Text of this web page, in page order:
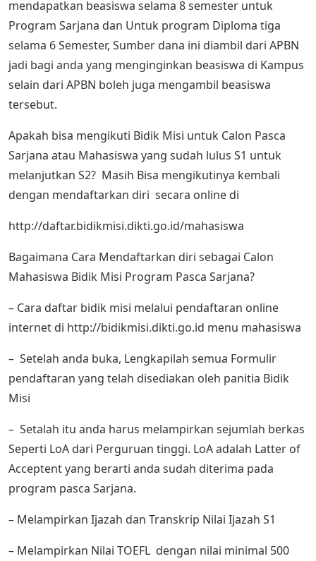
mendapatkan beasiswa selama 8 semester untuk
Program Sarjana dan Untuk program Diploma tiga
selama 6 Semester, Sumber dana ini diambil dari APBN
jadi bagi anda yang menginginkan beasiswa di Kampus
selain dari APBN boleh juga mengambil beasiswa
tersebut.
Apakah bisa mengikuti Bidik Misi untuk Calon Pasca
Sarjana atau Mahasiswa yang sudah lulus S1 untuk
melanjutkan S2? Masih Bisa mengikutinya kembali
dengan mendaftarkan diri secara online di
http://daftar.bidikmisi.dikti.go.id/mahasiswa
Bagaimana Cara Mendaftarkan diri sebagai Calon
Mahasiswa Bidik Misi Program Pasca Sarjana?
– Cara daftar bidik misi melalui pendaftaran online
internet di http://bidikmisi.dikti.go.id menu mahasiswa
– Setelah anda buka, Lengkapilah semua Formulir
pendaftaran yang telah disediakan oleh panitia Bidik
Misi
– Setalah itu anda harus melampirkan sejumlah berkas
Seperti LoA dari Perguruan tinggi. LoA adalah Latter of
Acceptent yang berarti anda sudah diterima pada
program pasca Sarjana.
– Melampirkan Ijazah dan Transkrip Nilai Ijazah S1
– Melampirkan Nilai TOEFL dengan nilai minimal 500